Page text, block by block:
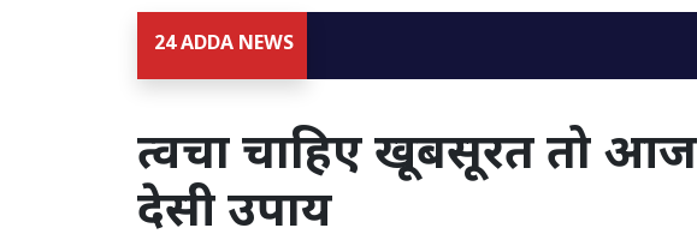
24 ADDA NEWS
त्वचा चाहिए खूबसूरत तो
देसी उपाय